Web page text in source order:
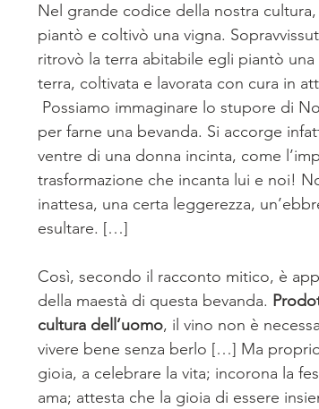
Nel grande codice della nostra cultura,
piantò e coltivò una vigna.
ritrovò la terra abitabile egli piantò una
terra, coltivata e lavorata con cura in
Possiamo immaginare lo stupore di
per farne una bevanda. Si accorge
ventre di una donna incinta, come
trasformazione che incanta lui e noi!
inattesa, una certa leggerezza,
esultare. […]
Così, secondo il racconto mitico, è
della maestà di questa bevanda.
cultura dell’uomo, il vino non è
vivere bene senza berlo […] Ma
gioia, a celebrare la vita; incorona la
ama; attesta che la gioia di essere